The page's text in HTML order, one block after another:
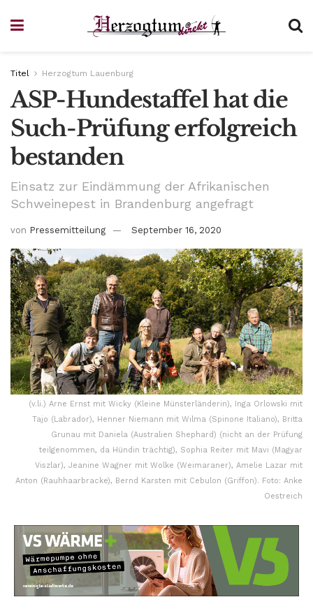
Titel Herzogtum Lauenburg
ASP-Hundestaffel hat die
Such-Prüfung erfolgreich
bestanden
Einsatz zur Eindämmung der Afrikanischen
Schweinepest in Brandenburg angefragt
von Pressemitteilung September 16, 2020
(v.li.) Arne Ernst mit Wicky (Kleine Münsterländerin), Inga Orlowski mit
Tajo (Labrador), Henner Niemann mit Wilma (Spinone Italiano), Britta
Grunau mit Daniela (Australien Shephard) (nicht an der Prüfung
teilgenommen, da Hündin trächtig), Sophia Reiter mit Mavi (Magyar
Viszlar), Jeanine Wagner mit Wolke (Weimaraner), Amelie Lazar mit
Anton (Rauhhaarbracke), Bernd Karsten mit Cebulon (Griffon). Foto: Anke
Oestreich